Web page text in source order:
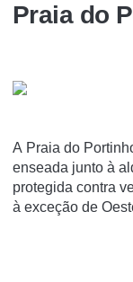
Praia do
A Praia do
enseada junto à
protegida contra
à exceção de